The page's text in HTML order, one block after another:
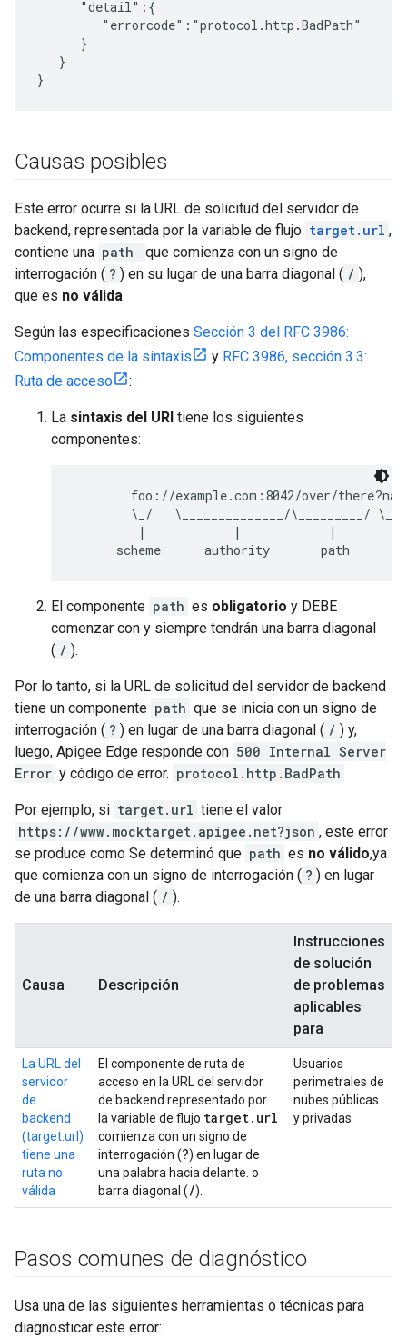
      "detail":{
         "errorcode":"protocol.http.BadPath"
      }
   }
}
Causas posibles
Este error ocurre si la URL de solicitud del servidor de
backend, representada por la variable de flujo target.url ,
contiene una path
que comienza con un signo de
interrogación ( ? ) en su lugar de una barra diagonal ( / ),
que es no válida.
Según las especificaciones Sección 3 del RFC 3986:
Componentes de la sintaxis
y RFC 3986, sección 3.3:
Ruta de acceso
:
La sintaxis del URI tiene los siguientes
componentes:
foo://example.com:8042/over/
\_/   \______________/\_________/
|            |            |
El componente path es obligatorio y DEBE
comenzar con y siempre tendrán una barra diagonal
( / ).
Por lo tanto, si la URL de solicitud del servidor de backend
tiene un componente path que se inicia con un signo de
interrogación ( ? ) en lugar de una barra diagonal ( / ) y,
luego, Apigee Edge responde con 500 Internal Server
Error y código de error. protocol.http.BadPath
Por ejemplo, si target.url tiene el valor
https://www.mocktarget.apigee.net?json , este error
se produce como Se determinó que path es no válido,ya
que comienza con un signo de interrogación ( ? ) en lugar
de una barra diagonal ( / ).
Causa Descripción
Instrucciones
de solución
de problemas
aplicables
para
La URL del
servidor
de
backend
(target.url)
tiene una
ruta no
válida
El componente de ruta de
acceso en la URL del servidor
de backend representado por
la variable de flujo target. url
comienza con un signo de
interrogación (?) en lugar de
una palabra hacia delante. o
barra diagonal (/).
Usuarios
perimetrales de
nubes públicas
y privadas
Pasos comunes de diagnóstico
Usa una de las siguientes herramientas o técnicas para
diagnosticar este error: